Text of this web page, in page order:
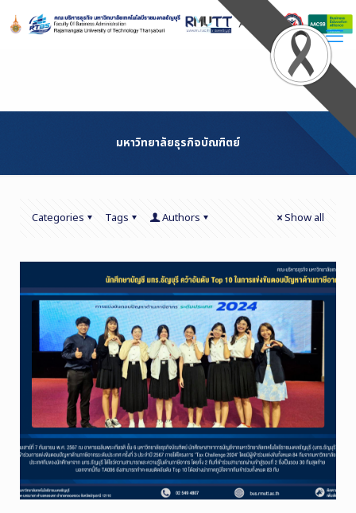
Content
มหาวิทยาลัยธุรกิจบัณฑิตย์
Categories Tags Authors Show all